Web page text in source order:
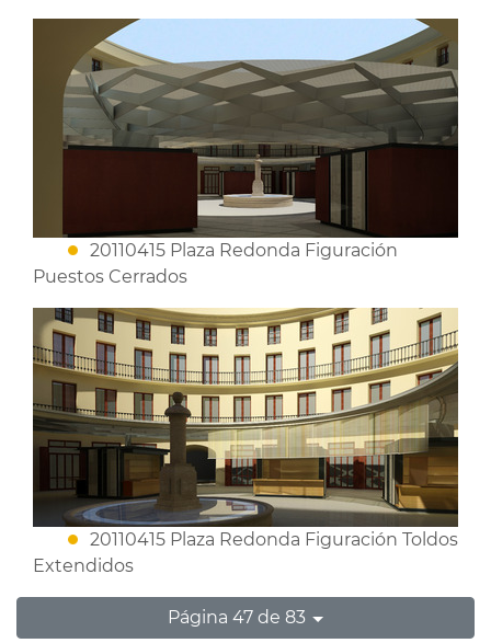
20110415 Plaza Redonda Figuración
Puestos Cerrados
20110415 Plaza Redonda Figuración Toldos
Extendidos
Página 47 de 83